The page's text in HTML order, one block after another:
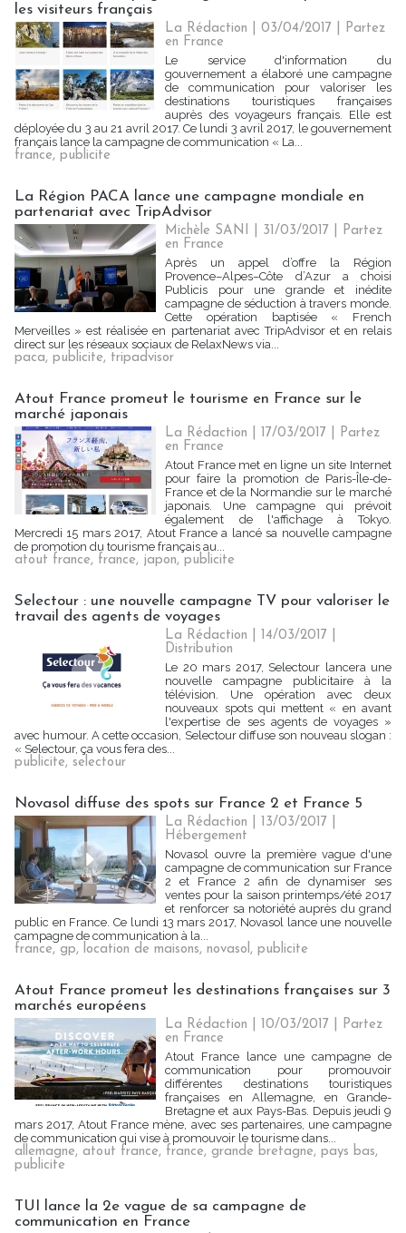
les visiteurs français
La Rédaction | 03/04/2017
Partez
en France
Le service d'information du
gouvernement a élaboré une campagne
de communication pour valoriser les
destinations touristiques françaises
auprès des voyageurs français. Elle est
déployée du 3 au 21 avril 2017. Ce lundi 3 avril 2017, le gouvernement
français lance la campagne de communication « La...
france, publicite
La Région PACA lance une campagne mondiale en
partenariat avec TripAdvisor
Michèle SANI | 31/03/2017
Partez
en France
Après un appel d’offre la Région
Provence–Alpes–Côte d’Azur a choisi
Publicis pour une grande et inédite
campagne de séduction à travers monde.
Cette opération baptisée « French
Merveilles » est réalisée en partenariat avec TripAdvisor et en relais
direct sur les réseaux sociaux de RelaxNews via...
paca, publicite, tripadvisor
Atout France promeut le tourisme en France sur le
marché japonais
La Rédaction | 17/03/2017
Partez
en France
Atout France met en ligne un site Internet
pour faire la promotion de Paris-Île-de-
France et de la Normandie sur le marché
japonais. Une campagne qui prévoit
également de l'affichage à Tokyo.
Mercredi 15 mars 2017, Atout France a lancé sa nouvelle campagne
de promotion du tourisme français au...
atout france, france, japon, publicite
Selectour : une nouvelle campagne TV pour valoriser le
travail des agents de voyages
La Rédaction | 14/03/2017
Distribution
Le 20 mars 2017, Selectour lancera une
nouvelle campagne publicitaire à la
télévision. Une opération avec deux
nouveaux spots qui mettent « en avant
l'expertise de ses agents de voyages »
avec humour. A cette occasion, Selectour diffuse son nouveau slogan :
« Selectour, ça vous fera des...
publicite, selectour
Novasol diffuse des spots sur France 2 et France 5
La Rédaction | 13/03/2017
Hébergement
Novasol ouvre la première vague d'une
campagne de communication sur France
2 et France 2 afin de dynamiser ses
ventes pour la saison printemps/été 2017
et renforcer sa notoriété auprès du grand
public en France. Ce lundi 13 mars 2017, Novasol lance une nouvelle
campagne de communication à la...
france, gp, location de maisons, novasol, publicite
Atout France promeut les destinations françaises sur 3
marchés européens
La Rédaction | 10/03/2017
Partez
en France
Atout France lance une campagne de
communication pour promouvoir
différentes destinations touristiques
françaises en Allemagne, en Grande-
Bretagne et aux Pays-Bas. Depuis jeudi 9
mars 2017, Atout France mène, avec ses partenaires, une campagne
de communication qui vise à promouvoir le tourisme dans...
allemagne, atout france, france, grande bretagne, pays bas,
publicite
TUI lance la 2e vague de sa campagne de
communication en France